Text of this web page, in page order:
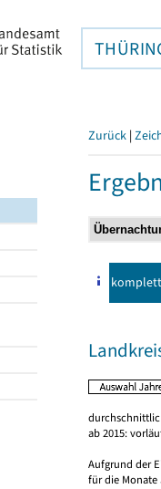
Zurück |
komplett
ab 2015:
Aufgrund der
für die Monate